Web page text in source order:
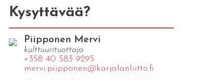
Kysyttävää?
Piipponen Mervi
kulttuurituottaja
+358 40 583 9295
mervi.​piipponen@​kar​jala​nlii​tto.​fi